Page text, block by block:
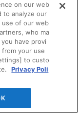
on our web
to analyze our
use of our web
who ma
have provi
your use
to custo
Privacy Poli